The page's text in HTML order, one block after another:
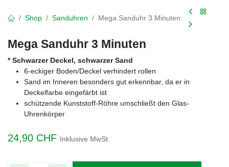
Shop Sanduhren Mega Sanduhr 3 Minuten
Mega Sanduhr 3 Minuten
* Schwarzer Deckel, schwarzer Sand
6-eckiger Boden/Deckel verhindert rollen
Sand im Inneren besonders gut erkennbar, da er in
Deckelfarbe eingefärbt ist
schützende Kunststoff-Röhre umschließt den Glas-
Uhrenkörper
24,90 CHF Inklusive MwSt.